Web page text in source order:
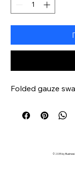
Folded gauze
© 2035 by Business